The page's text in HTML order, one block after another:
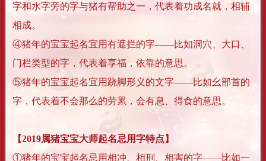
字和水字旁的字与猪有帮助之一，代表着功成名就，相辅
相成。
④猪年的宝宝起名宜用有遮拦的字——比如洞穴、大口、
门栏类型的字，代表着享福，依靠的意思。
⑤猪年的宝宝起名宜用跷脚形义的文字——比如幺部首的
字，代表着不会那么的劳累，会有息、得食的意思。
【2019属猪宝宝大师起名忌用字特点】
①猪年的宝宝起名忌用相冲、相刑、相害的字——比如一